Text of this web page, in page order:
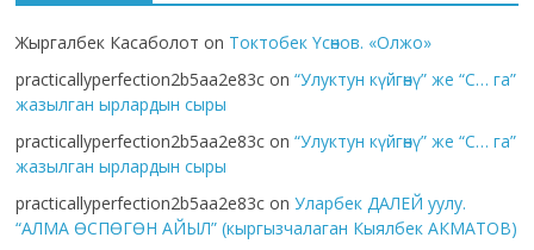
Жыргалбек Касаболот on Токтобек Үсөнов. «Олжо»
practicallyperfection2b5aa2e83c on“Улуктун күйгөнү” же “С… га”
жазылган ырлардын сыры
practicallyperfection2b5aa2e83c on“Улуктун күйгөнү” же “С… га”
жазылган ырлардын сыры
practicallyperfection2b5aa2e83c onУларбек ДАЛЕЙ уулу.
“АЛМА ӨСПӨГӨН АЙЫЛ” (кыргызчалаган Кыялбек АКМАТОВ)